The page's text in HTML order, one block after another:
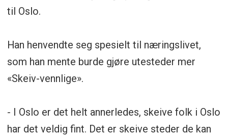
til Oslo.
Han henvendte seg spesielt til næringslivet,
som han mente burde gjøre utesteder mer
«Skeiv-vennlige».
- I Oslo er det helt annerledes, skeive folk i Oslo
har det veldig fint. Det er skeive steder de kan